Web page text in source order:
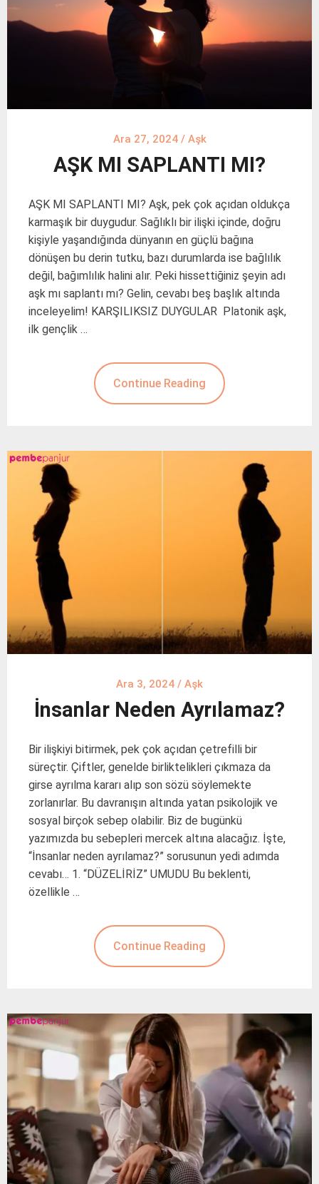
Ara 27, 2024/ Aşk
AŞK MI SAPLANTI MI?
AŞK MI SAPLANTI MI? Aşk, pek çok açıdan oldukça
karmaşık bir duygudur. Sağlıklı bir ilişki içinde, doğru
kişiyle yaşandığında dünyanın en güçlü bağına
dönüşen bu derin tutku, bazı durumlarda ise bağlılık
değil, bağımlılık halini alır. Peki hissettiğiniz şeyin adı
aşk mı saplantı mı? Gelin, cevabı beş başlık altında
inceleyelim! KARŞILIKSIZ DUYGULAR Platonik aşk,
ilk gençlik …
Continue Reading
Ara 3, 2024 / Aşk
İnsanlar Neden Ayrılamaz?
Bir ilişkiyi bitirmek, pek çok açıdan çetrefilli bir
süreçtir. Çiftler, genelde birliktelikleri çıkmaza da
girse ayrılma kararı alıp son sözü söylemekte
zorlanırlar. Bu davranışın altında yatan psikolojik ve
sosyal birçok sebep olabilir. Biz de bugünkü
yazımızda bu sebepleri mercek altına alacağız. İşte,
“İnsanlar neden ayrılamaz?” sorusunun yedi adımda
cevabı… 1. “DÜZELİRİZ” UMUDU Bu beklenti,
özellikle …
Continue Reading